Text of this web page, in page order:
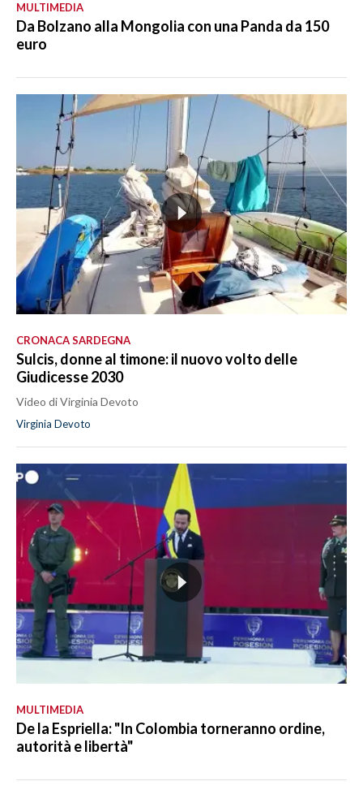
MULTIMEDIA
Da Bolzano alla Mongolia con una Panda da 150
euro
CRONACA SARDEGNA
Sulcis, donne al timone: il nuovo volto delle
Giudicesse 2030
Video di Virginia Devoto
Virginia Devoto
MULTIMEDIA
De la Espriella: "In Colombia torneranno ordine,
autorità e libertà"